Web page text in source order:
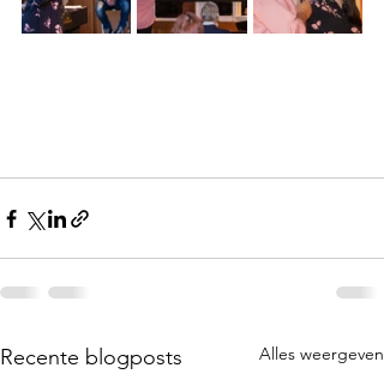
Recente blogposts Alles weergeven